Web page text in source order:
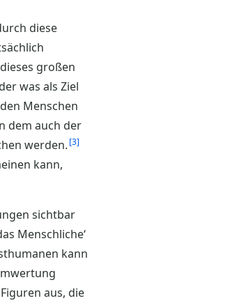
diese
großen
was als Ziel
Menschen
dem auch der
werden. 3
kann,
sichtbar
Menschliche‘
kann
aus, die